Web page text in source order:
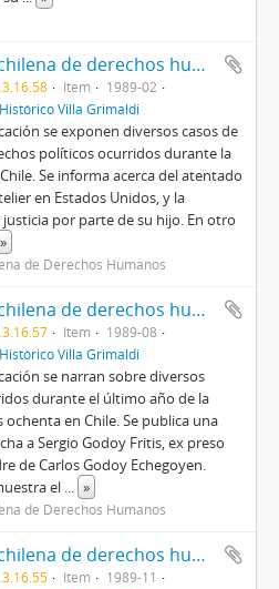
Comisión chilena de derechos humanos. Boletín Internacional n°99
Item
1989-02
Villa Grimaldi
se exponen diversos casos de
políticos ocurridos durante la
Se informa acerca del atentado
en Estados Unidos, y la
por parte de su hijo. En otro
»
de Derechos Humanos
Comisión chilena de derechos humanos. Boletín Internacional n°105
Item
1989-08
Villa Grimaldi
se narran sobre diversos
durante el último año de la
ochenta en Chile. Se publica una
a Sergio Godoy Fritis, ex preso
de Carlos Godoy Echegoyen.
el ... »
de Derechos Humanos
Comisión chilena de derechos humanos. Boletín Internacional n°108
Item
1989-11